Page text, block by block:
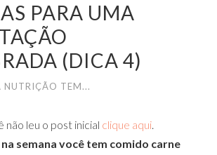
PARA UMA
(DICA 4)
NUTRIÇÃO TEM...
não leu o post inicial clique aqui.
semana você tem comido carne